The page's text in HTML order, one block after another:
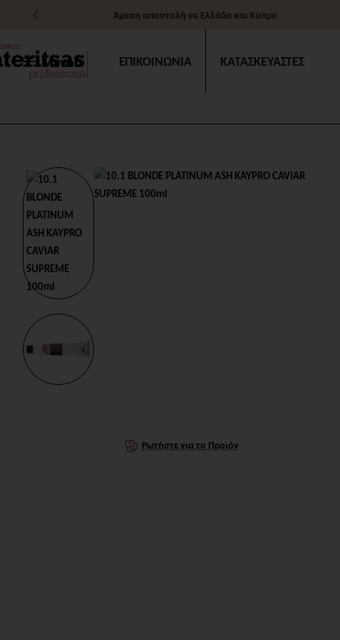
Άμεση αποστολή σε Ελλάδα και Κύπρο
Μενού ΕΠΙΚΟΙΝΩΝΙΑ ΚΑΤΑΣΚΕΥΑΣΤΕΣ
Ρωτήστε για το Προιόν